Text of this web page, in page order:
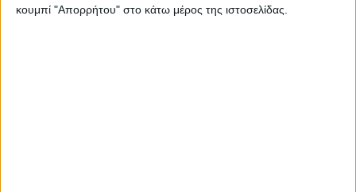
κουμπί "Απορρήτου" στο κάτω μέρος της ιστοσελίδας.